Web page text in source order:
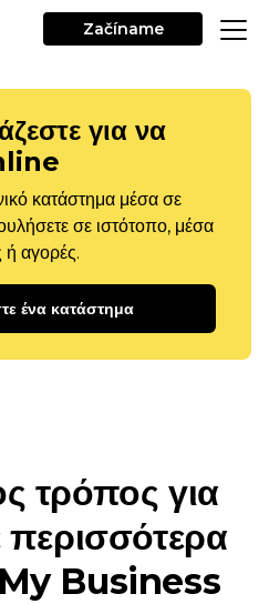
Začíname
για να
κατάστημα μέσα σε
σε ιστότοπο, μέσα
ή αγορές.
ένα κατάστημα
τρόπος για
περισσότερα
Business